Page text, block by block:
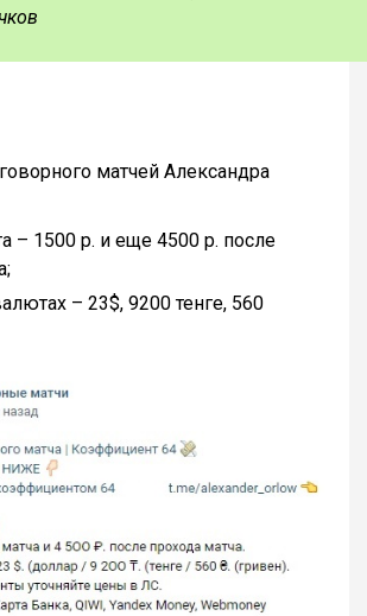
матчей Александра
– 1500 р. и еще 4500 р. после
– 23$, 9200 тенге, 560